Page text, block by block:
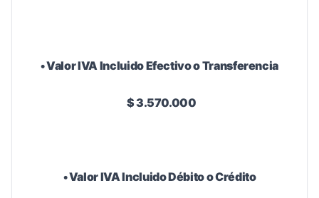
• Valor IVA Incluido Efectivo o Transferencia
$ 3.570.000
• Valor IVA Incluido Débito o Crédito